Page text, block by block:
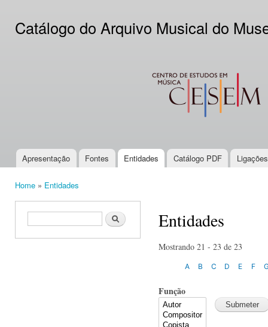
Catálogo do Arquivo Musical do
CESEM
Main menu
Apresentação Fontes Entidades Catálogo PDF
Home » Entidades
Search form Search Entidades
Mostrando 21 - 23 de 23
A B C D E F
Função